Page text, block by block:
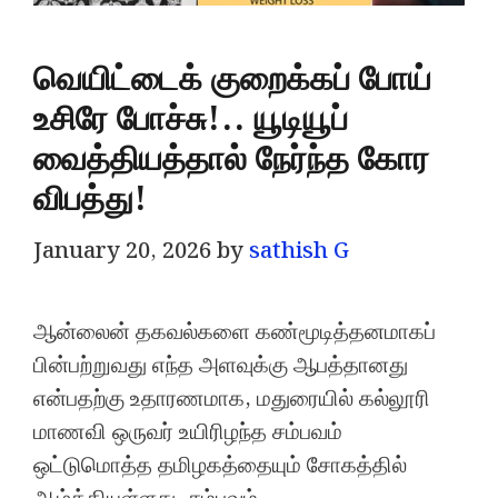
வெயிட்டைக் குறைக்கப் போய்
உசிரே போச்சு!.. யூடியூப்
வைத்தியத்தால் நேர்ந்த கோர
விபத்து!
January 20, 2026bysathish G
ஆன்லைன் தகவல்களை கண்மூடித்தனமாகப்
பின்பற்றுவது எந்த அளவுக்கு ஆபத்தானது
என்பதற்கு உதாரணமாக, மதுரையில் கல்லூரி
மாணவி ஒருவர் உயிரிழந்த சம்பவம்
ஒட்டுமொத்த தமிழகத்தையும் சோகத்தில்